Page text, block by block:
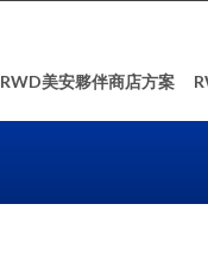
RWD美安夥伴商店方案